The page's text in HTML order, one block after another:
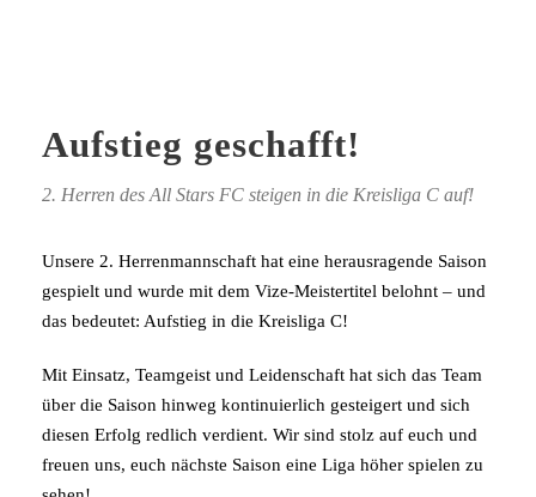
Aufstieg geschafft!
2. Herren des All Stars FC steigen in die Kreisliga C auf!
Unsere 2. Herrenmannschaft hat eine herausragende Saison
gespielt und wurde mit dem Vize-Meistertitel belohnt – und
das bedeutet: Aufstieg in die Kreisliga C!
Mit Einsatz, Teamgeist und Leidenschaft hat sich das Team
über die Saison hinweg kontinuierlich gesteigert und sich
diesen Erfolg redlich verdient. Wir sind stolz auf euch und
freuen uns, euch nächste Saison eine Liga höher spielen zu